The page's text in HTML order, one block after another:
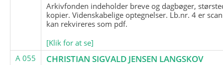
Arkivfonden indeholder breve og dagbøger,
kopier. Videnskabelige optegnelser. Lb.nr. 4 er
kan rekvireres som pdf.
[Klik for at se]
A 055
CHRISTIAN SIGVALD JENSEN LANGSKOV